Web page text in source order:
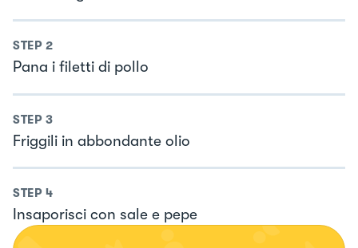
STEP 2
Pana i filetti di pollo
STEP 3
Friggili in abbondante olio
STEP 4
Insaporisci con sale e pepe